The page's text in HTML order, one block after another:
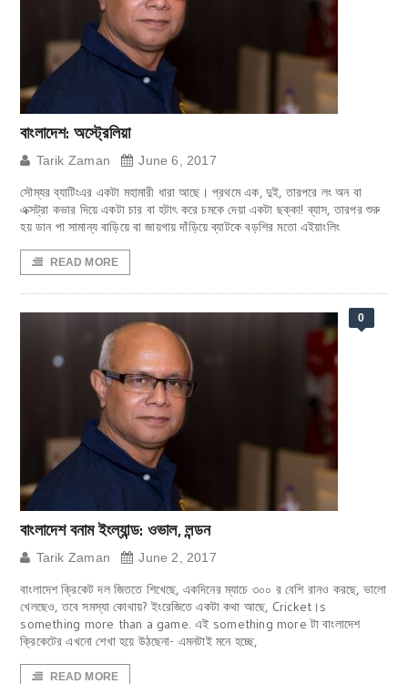
বাংলাদেশ: অস্ট্রেলিয়া
Tarik Zaman June 6, 2017
সৌম্যর ব্যাটিংএর একটা মহামারী ধারা আছে। প্রথমে এক, দুই, তারপরে লং অন বা
এক্সট্রা কভার দিয়ে একটা চার বা হটাৎ করে চমকে দেয়া একটা ছক্কা! ব্যাস, তারপর শুরু
হয় ডান পা সামান্য বাড়িয়ে বা জায়গায় দাঁড়িয়ে ব্যাটকে বড়শির মতো এইয়াংলিং
READ MORE
0
বাংলাদেশ বনাম ইংল্যান্ড: ওভাল, লন্ডন
Tarik Zaman June 2, 2017
বাংলাদেশ ক্রিকেট দল জিততে শিখেছে, একদিনের ম্যাচে ৩০০ র বেশি রানও করছে, ভালো
খেলছেও, তবে সমস্যা কোথায়? ইংরেজিতে একটা কথা আছে, Cricket।s
something more than a game. এই something more টা বাংলাদেশ
ক্রিকেটের এখনো শেখা হয়ে উঠছেনা- এমনটাই মনে হচ্ছে,
READ MORE